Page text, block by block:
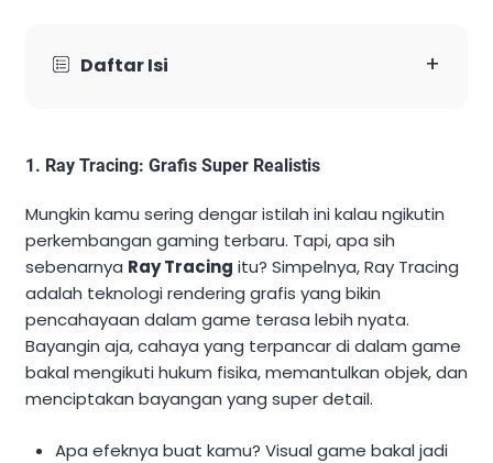
Daftar Isi +
1. Ray Tracing: Grafis Super Realistis
Mungkin kamu sering dengar istilah ini kalau ngikutin
perkembangan gaming terbaru. Tapi, apa sih
sebenarnya Ray Tracing itu? Simpelnya, Ray Tracing
adalah teknologi rendering grafis yang bikin
pencahayaan dalam game terasa lebih nyata.
Bayangin aja, cahaya yang terpancar di dalam game
bakal mengikuti hukum fisika, memantulkan objek, dan
menciptakan bayangan yang super detail.
Apa efeknya buat kamu? Visual game bakal jadi